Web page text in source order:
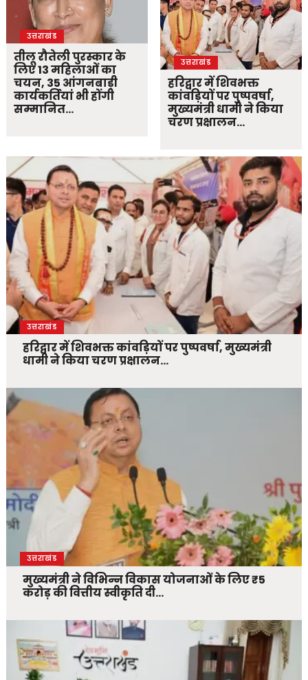
उत्तराखंड
तीलू रौतेली पुरस्कार के
लिए 13 महिलाओं का
चयन, 35 आंगनबाड़ी
कार्यकर्तियां भी होंगी
सम्मानित…
उत्तराखंड
हरिद्वार में शिवभक्त
कांवड़ियों पर पुष्पवर्षा,
मुख्यमंत्री धामी ने किया
चरण प्रक्षालन…
उत्तराखंड
हरिद्वार में शिवभक्त कांवड़ियों पर पुष्पवर्षा, मुख्यमंत्री
धामी ने किया चरण प्रक्षालन…
उत्तराखंड
मुख्यमंत्री ने विभिन्न विकास योजनाओं के लिए ₹5
करोड़ की वित्तीय स्वीकृति दी…